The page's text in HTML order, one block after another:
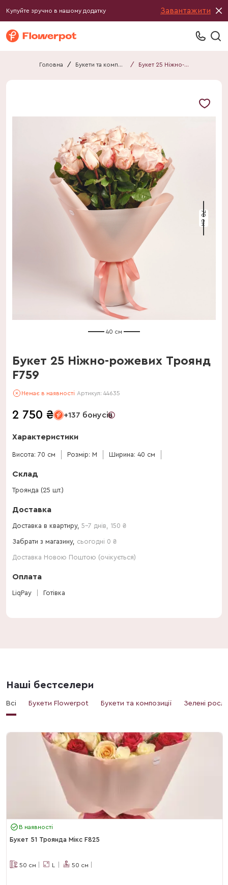
Купуйте зручно в нашому додатку Завантажити
Головна / Букети та композиції / Букет 25 Ніжно-рожевих Троянд F759
70 см
40 см
Букет 25 Ніжно-рожевих Троянд
F759
Немає в наявності Артикул: 44635
2 750 ₴ +137 бонусів
Характеристики
Висота: 70 см Розмір: M Ширина: 40 см
Склад
Троянда (25 шт.)
Доставка
Доставка в квартиру, 5-7 днів 150 ₴
Забрати з магазину, сьогодні 0 ₴
Доставка Новою Поштою (очікується)
Оплата
LiqPay Готівка
Наші бестселери
Всі Букети Flowerpot Букети та композиції Зелені
В наявності
Букет 51 Троянда Мікс F825
50 см L 50 см